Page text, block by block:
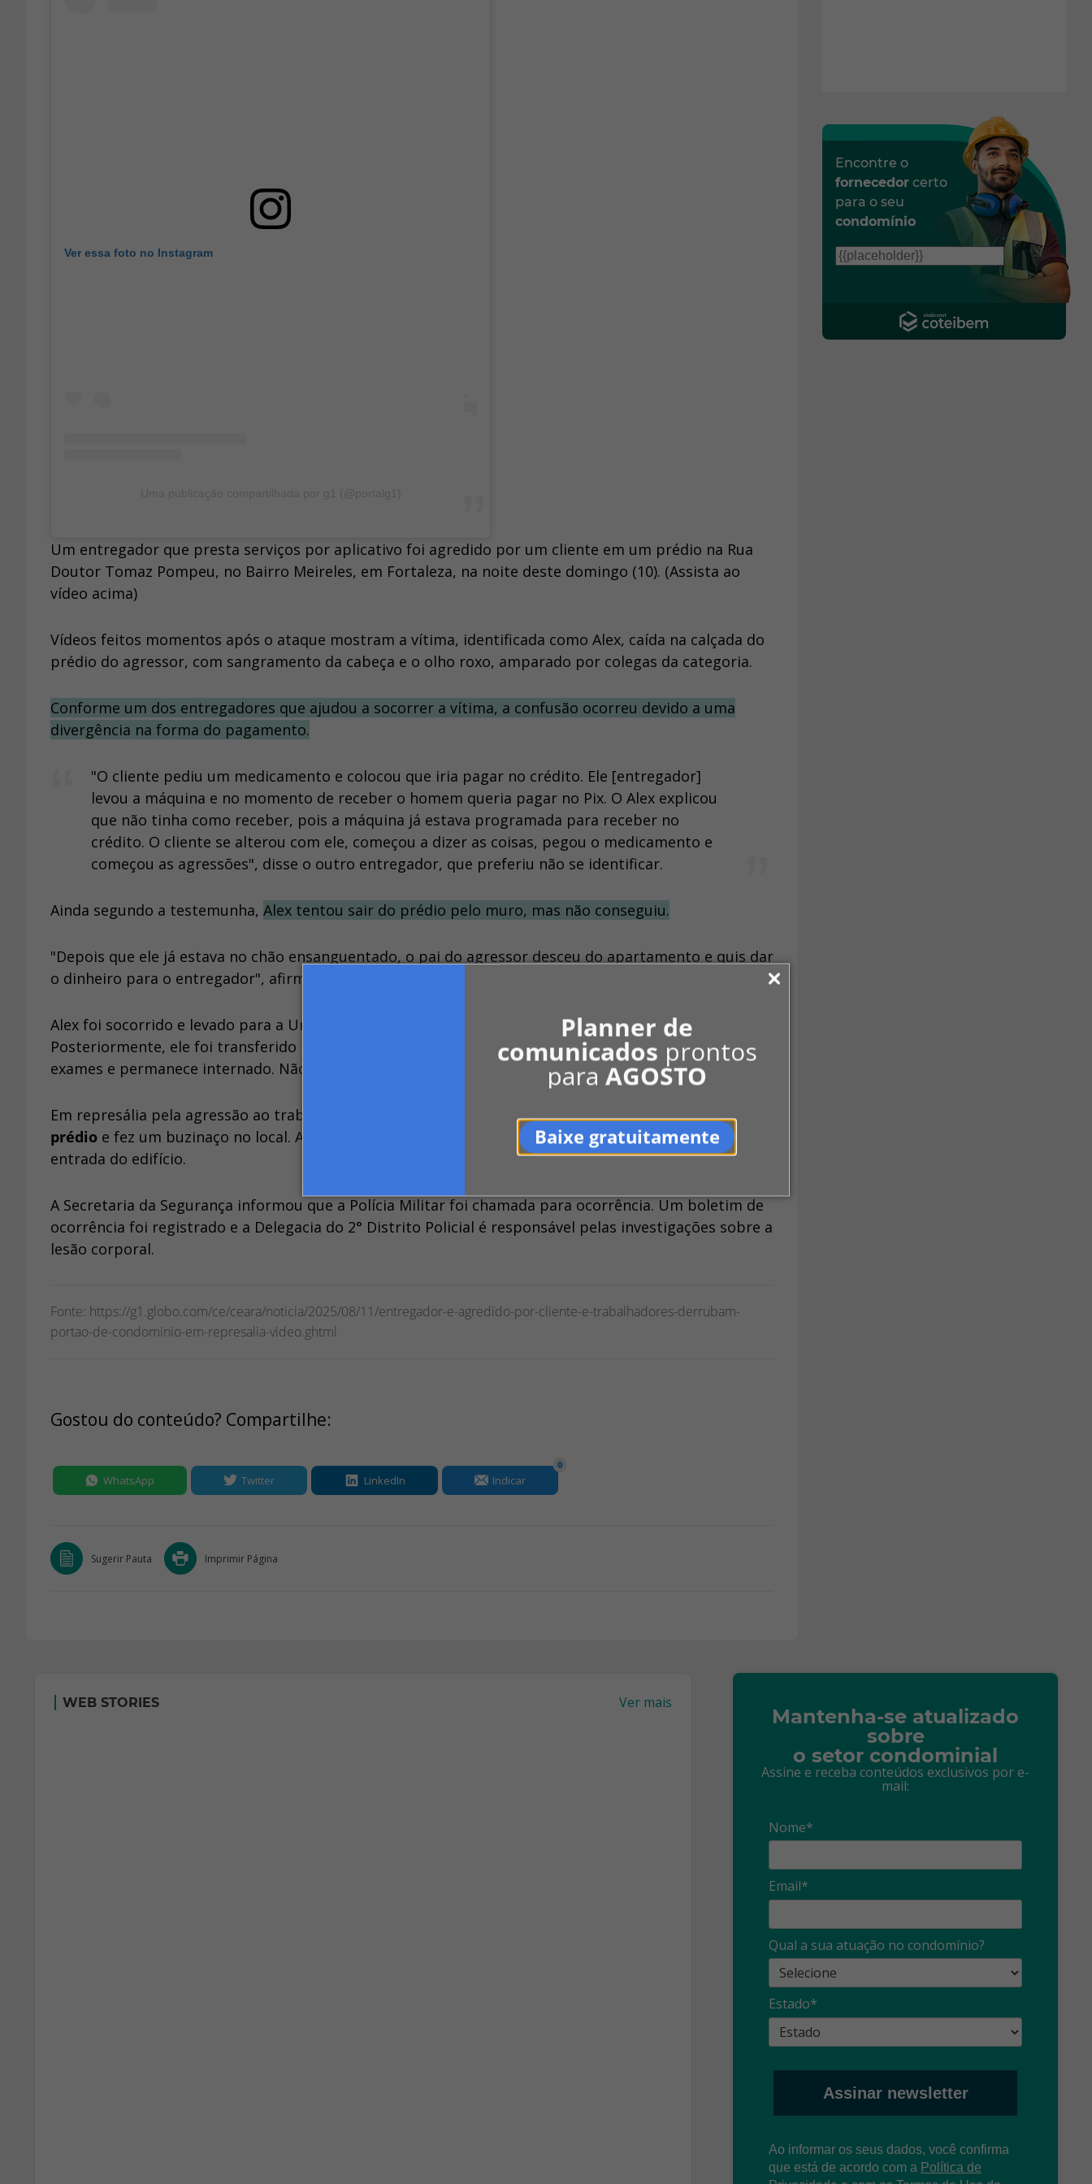
Planner de
comunicados prontos
paraAGOSTO
Baixe gratuitamente
Ver essa foto no Instagram
Um entregador que presta serviços por aplicativo foi agredido por um cliente em um prédio na Rua
Doutor Tomaz Pompeu, no Bairro Meireles, em Fortaleza, na noite deste domingo (10). (Assista ao
vídeo acima)
Vídeos feitos momentos após o ataque mostram a vítima, identificada como Alex, caída na calçada do
prédio do agressor, com sangramento da cabeça e o olho roxo, amparado por colegas da categoria.
Conforme um dos entregadores que ajudou a socorrer a vítima, a confusão ocorreu devido a uma
divergência na forma do pagamento.
"O cliente pediu um medicamento e colocou que iria pagar no crédito. Ele [entregador]
levou a máquina e no momento de receber o homem queria pagar no Pix. O Alex explicou
que não tinha como receber, pois a máquina já estava programada para receber no
crédito. O cliente se alterou com ele, começou a dizer as coisas, pegou o medicamento e
começou as agressões", disse o outro entregador, que preferiu não se identificar.
Ainda segundo a testemunha, Alex tentou sair do prédio pelo muro, mas não conseguiu.
"Depois que ele já estava no chão ensanguentado, o pai do agressor desceu do apartamento e quis dar
o dinheiro para o entregador", afirmou a testemunha.
Alex foi socorrido e levado para a Unidade de Pronto Atendimento do Bairro Cristo Redentor.
Posteriormente, ele foi transferido para o Hospital Instituto Doutor José Frota (IJF), onde passou por
exames e permanece internado. Não há informações sobre o estado de saúde dele.
Em represália pela agressão ao trabalhador, um
grupo de entregadores se reuniu na frente do
prédio e fez um buzinaço no local. Além disso, alguns entregadores derrubaram os portões da
entrada do edifício.
A Secretaria da Segurança informou que a Polícia Militar foi chamada para ocorrência. Um boletim de
ocorrência foi registrado e a Delegacia do 2° Distrito Policial é responsável pelas investigações sobre a
lesão corporal.
Fonte: https://g1.globo.com/ce/ceara/noticia/2025/08/11/entregador-e-agredido-por-cliente-e-trabalhadores-derrubam-
portao-de-condominio-em-represalia-video.ghtml
Gostou do conteúdo? Compartilhe:
WhatsApp Twitter LinkedIn Indicar
0
Sugerir Pauta Imprimir Página
Encontre o
fornecedor certo
para o seu
condomínio
WEB STORIES Ver mais
Mantenha-se atualizado
sobre
o setor condominial
Assine e receba conteúdos exclusivos por e-
mail:
Nome*
Email*
Qual a sua atuação no condomínio?
Estado*
Assinar newsletter
Ao informar os seus dados, você confirma
que está de acordo com a Política de